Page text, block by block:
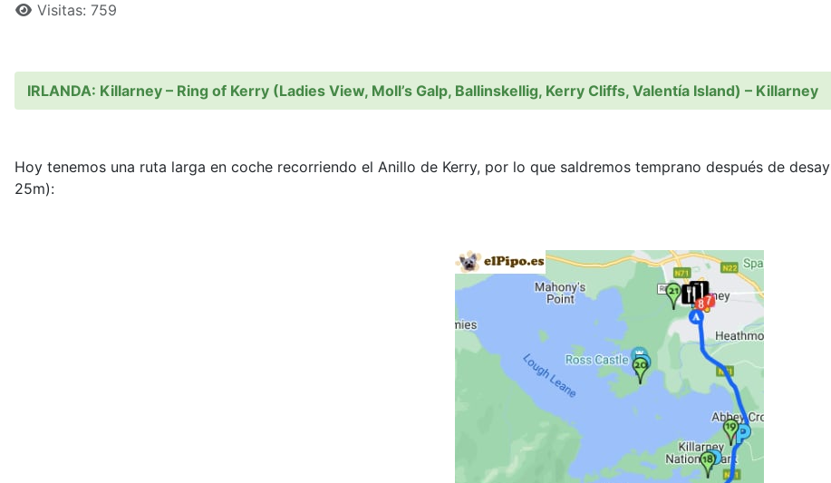
Visitas: 759
IRLANDA: Killarney – Ring of Kerry (Ladies View, Moll’s Galp, Ballinskellig, Kerry Cliffs, Valentía Island) – Killarney
Hoy tenemos una ruta larga en coche recorriendo el Anillo de Kerry, por lo que saldremos temprano después de
25m):